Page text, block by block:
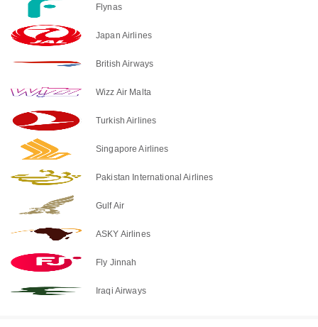
Flynas
Japan Airlines
British Airways
Wizz Air Malta
Turkish Airlines
Singapore Airlines
Pakistan International Airlines
Gulf Air
ASKY Airlines
Fly Jinnah
Iraqi Airways